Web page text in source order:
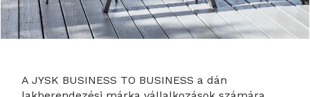
A JYSK BUSINESS TO BUSINESS a dán